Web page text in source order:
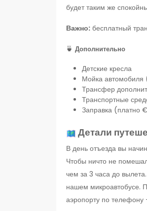
будет таким же
Важно: бесплатный
🍵 Дополнительно
Детские кресла
Мойка автомобиля
Трансфер
Транспортные
Заправка (платно
Детали
В день отъезда вы
Чтобы ничто не
чем за 3 часа до
нашем микроавтобусе.
аэропорту по телефону